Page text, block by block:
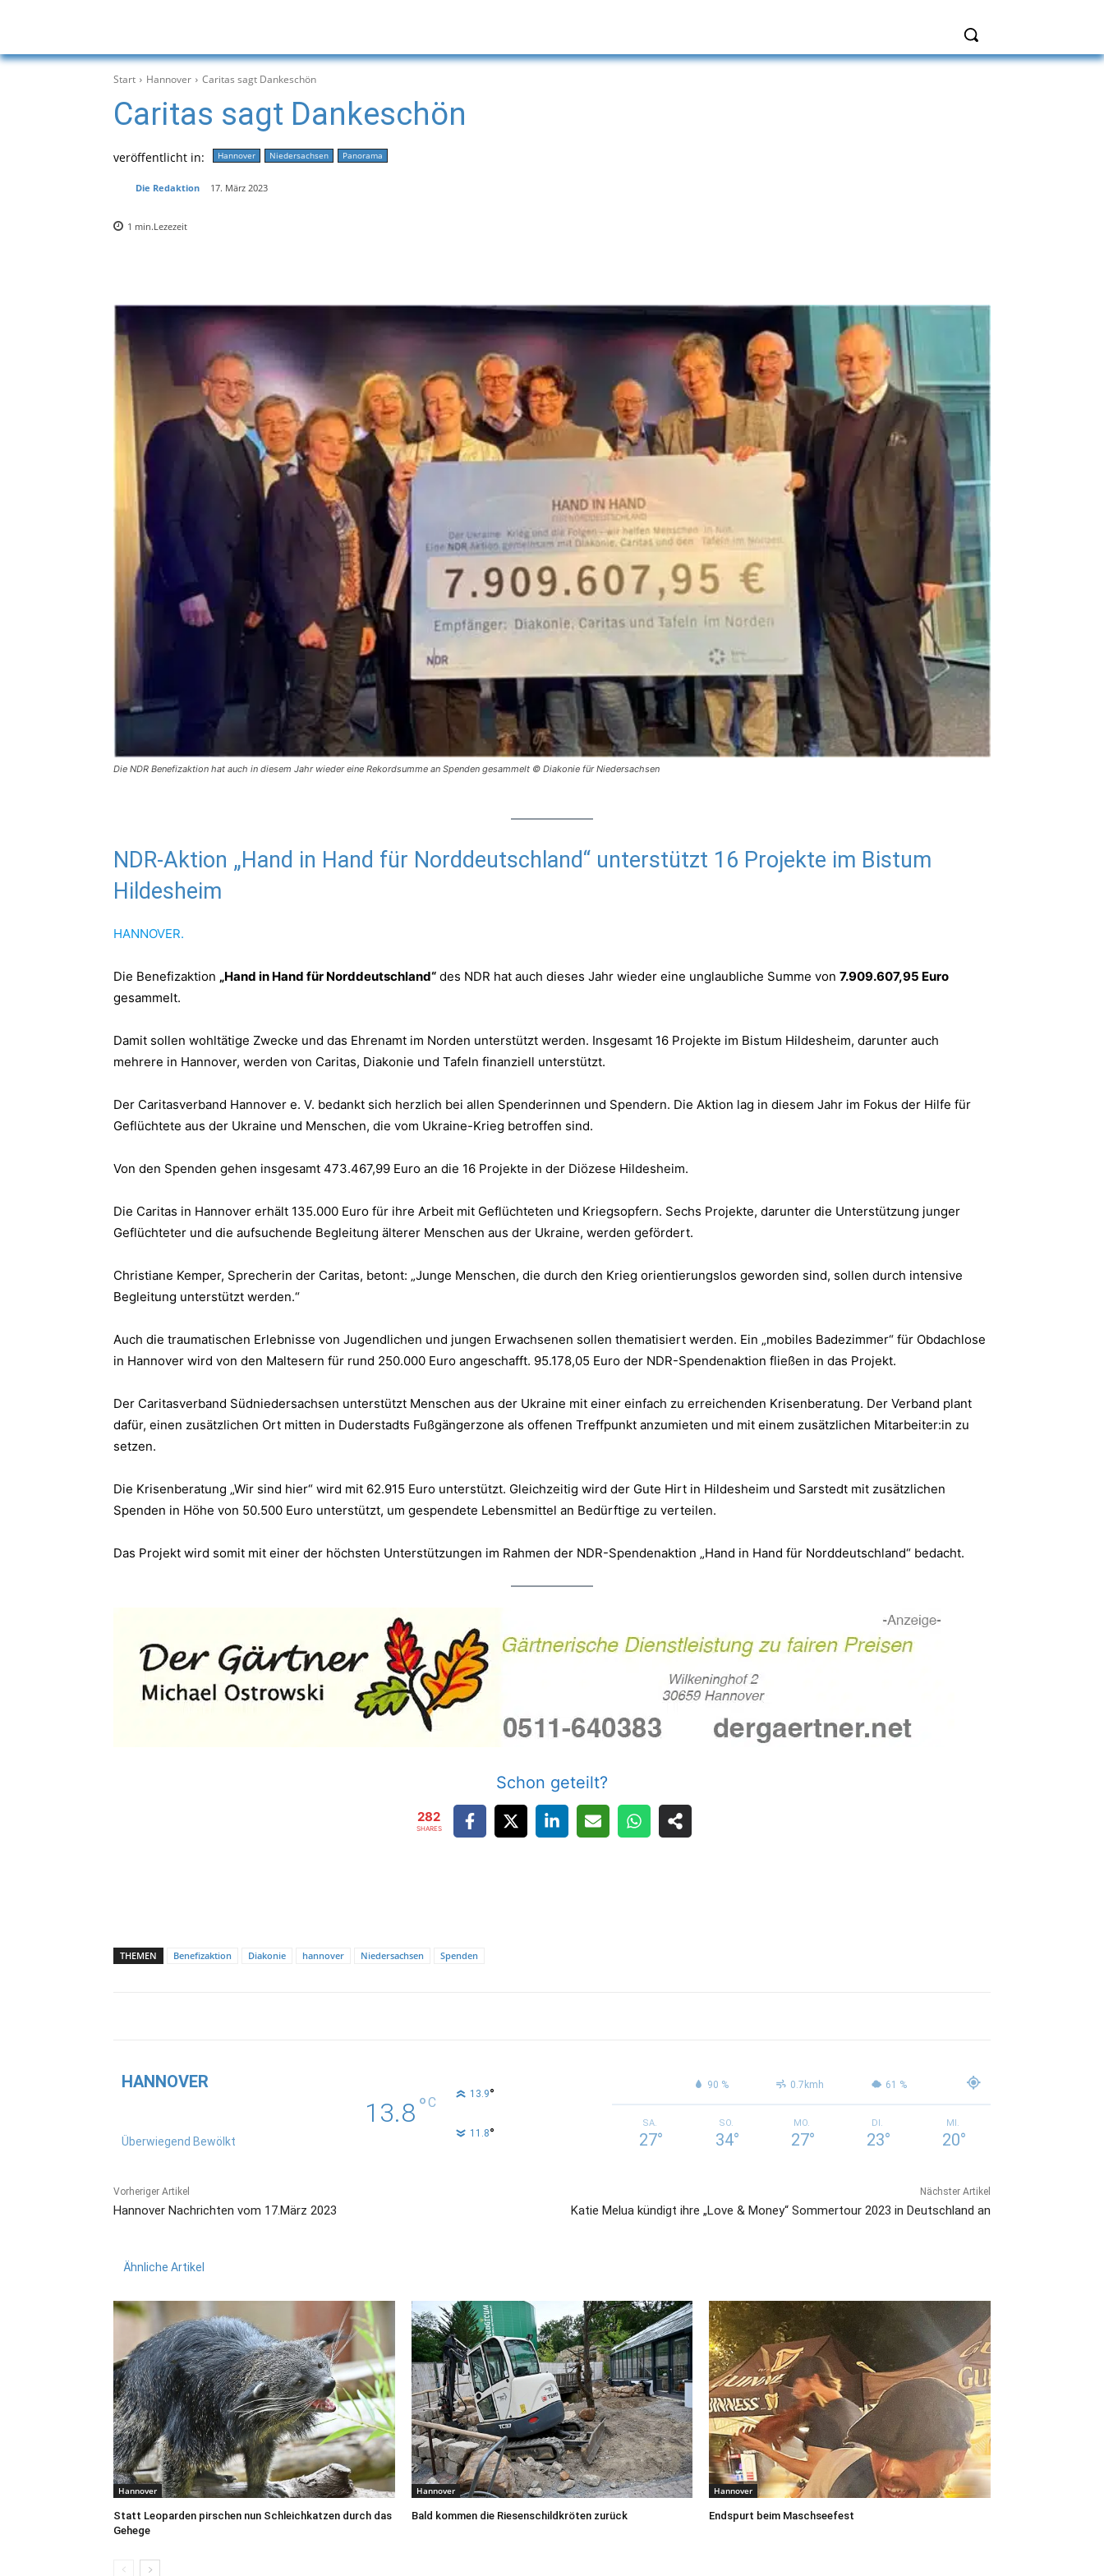
Start Hannover Caritas sagt Dankeschön
Caritas sagt Dankeschön
veröffentlicht in: Hannover Niedersachsen Panorama
Die Redaktion 17. März 2023
1 min.Lezezeit
Die NDR Benefizaktion hat auch in diesem Jahr wieder eine Rekordsumme an Spenden gesammelt © Diakonie für Niedersachsen
NDR-Aktion „Hand in Hand für Norddeutschland“ unterstützt 16 Projekte im Bistum
Hildesheim
HANNOVER.
Die Benefizaktion „Hand in Hand für Norddeutschland“ des NDR hat auch dieses Jahr wieder eine unglaubliche Summe von 7.909.607,95 Euro
gesammelt.
Damit sollen wohltätige Zwecke und das Ehrenamt im Norden unterstützt werden. Insgesamt 16 Projekte im Bistum Hildesheim, darunter auch
mehrere in Hannover, werden von Caritas, Diakonie und Tafeln finanziell unterstützt.
Der Caritasverband Hannover e. V. bedankt sich herzlich bei allen Spenderinnen und Spendern. Die Aktion lag in diesem Jahr im Fokus der Hilfe für
Geflüchtete aus der Ukraine und Menschen, die vom Ukraine-Krieg betroffen sind.
Von den Spenden gehen insgesamt 473.467,99 Euro an die 16 Projekte in der Diözese Hildesheim.
Die Caritas in Hannover erhält 135.000 Euro für ihre Arbeit mit Geflüchteten und Kriegsopfern. Sechs Projekte, darunter die Unterstützung junger
Geflüchteter und die aufsuchende Begleitung älterer Menschen aus der Ukraine, werden gefördert.
Christiane Kemper, Sprecherin der Caritas, betont: „Junge Menschen, die durch den Krieg orientierungslos geworden sind, sollen durch intensive
Begleitung unterstützt werden.“
Auch die traumatischen Erlebnisse von Jugendlichen und jungen Erwachsenen sollen thematisiert werden. Ein „mobiles Badezimmer“ für Obdachlose
in Hannover wird von den Maltesern für rund 250.000 Euro angeschafft. 95.178,05 Euro der NDR-Spendenaktion fließen in das Projekt.
Der Caritasverband Südniedersachsen unterstützt Menschen aus der Ukraine mit einer einfach zu erreichenden Krisenberatung. Der Verband plant
dafür, einen zusätzlichen Ort mitten in Duderstadts Fußgängerzone als offenen Treffpunkt anzumieten und mit einem zusätzlichen Mitarbeiter:in zu
setzen.
Die Krisenberatung „Wir sind hier“ wird mit 62.915 Euro unterstützt. Gleichzeitig wird der Gute Hirt in Hildesheim und Sarstedt mit zusätzlichen
Spenden in Höhe von 50.500 Euro unterstützt, um gespendete Lebensmittel an Bedürftige zu verteilen.
Das Projekt wird somit mit einer der höchsten Unterstützungen im Rahmen der NDR-Spendenaktion „Hand in Hand für Norddeutschland“ bedacht.
Schon geteilt?
282
SHARES
THEMEN Benefizaktion Diakonie hannover Niedersachsen Spenden
HANNOVER
Überwiegend Bewölkt
13.8°C
13.9°
11.8°
90 % 0.7kmh 61 %
SA.
27°
SO.
34°
MO.
27°
DI.
23°
MI.
20°
Vorheriger Artikel
Hannover Nachrichten vom 17.März 2023
Nächster Artikel
Katie Melua kündigt ihre „Love & Money“ Sommertour 2023 in Deutschland an
Ähnliche Artikel
Hannover
Statt Leoparden pirschen nun Schleichkatzen durch das
Gehege
Hannover
Bald kommen die Riesenschildkröten zurück
Hannover
Endspurt beim Maschseefest